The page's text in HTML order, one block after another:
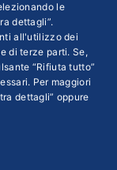
ma la
in
le
dettagli”.
all'utilizzo dei
di terze parti. Se,
“Rifiuta tutto”
Per maggiori
dettagli” oppure